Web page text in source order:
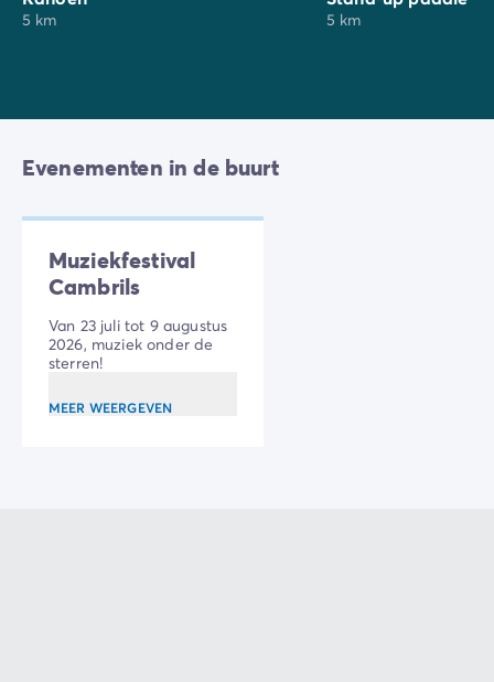
5 km 5 km
Evenementen in de buurt
Muziekfestival
Cambrils
Van 23 juli tot 9 augustus
2026, muziek onder de
sterren!
MEER WEERGEVEN